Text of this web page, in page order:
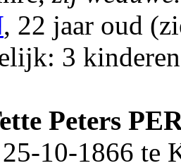
, 22 jaar oud
3
Peters
25-10-1866 te